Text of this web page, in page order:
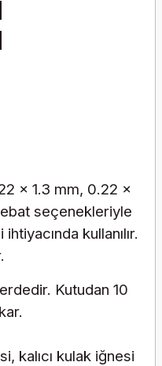
x 1.3 mm, 0.22 x
seçenekleriyle
kullanılır.
Kutudan 10
kalıcı kulak iğnesi